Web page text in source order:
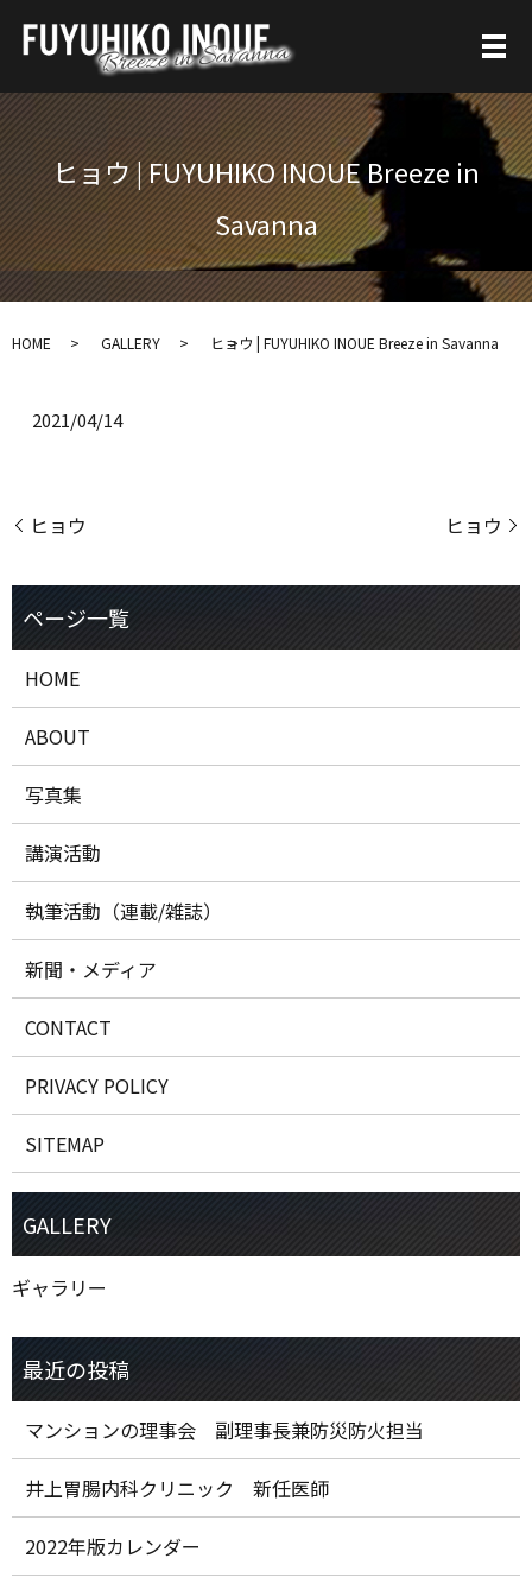
ヒョウ | FUYUHIKO INOUE Breeze in
Savanna
HOME GALLERY ヒョウ | FUYUHIKO INOUE Breeze in Savanna
2021/04/14
ヒョウ ヒョウ
HOME
ABOUT
写真集
講演活動
執筆活動（連載/雑誌）
新聞・メディア
CONTACT
PRIVACY POLICY
SITEMAP
ギャラリー
マンションの理事会 副理事長兼防災防火担当
井上胃腸内科クリニック 新任医師
2022年版カレンダー